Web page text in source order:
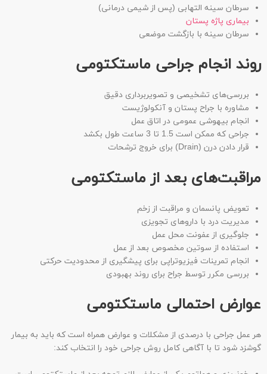
سرطان سینه التهابی (پس از شیمی درمانی)
بیماری پاژه پستان
سرطان سینه با بازگشت موضعی
روند انجام جراحی ماستکتومی
بررسی‌های تشخیصی و تصویربرداری دقیق
مشاوره با جراح پستان و آنکولوژیست
انجام بیهوشی عمومی در اتاق عمل
جراحی که ممکن است 1.5 تا 3 ساعت طول بکشد
قرار دادن درن (Drain) برای خروج ترشحات
مراقبت‌های بعد از ماستکتومی
تعویض پانسمان و مراقبت از زخم
مدیریت درد با داروهای تجویزی
جلوگیری از عفونت محل عمل
استفاده از سوتین مخصوص بعد از عمل
انجام تمرینات فیزیوتراپی برای پیشگیری از محدودیت حرکتی
بررسی مکرر توسط جراح برای روند بهبودی
عوارض احتمالی ماستکتومی
هر عمل جراحی با درصدی از مشکلات و عوارض همراه است که باید به بیمار
گوشزد شود تا با آگاهی کامل روش جراحی خود را انتخاب کند: